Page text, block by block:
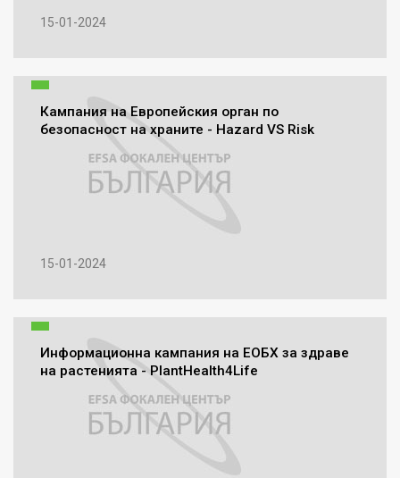
15-01-2024
Кампания на Европейския орган по
безопасност на храните - Hazard VS Risk
15-01-2024
Информационна кампания на ЕОБХ за здраве
на растенията - PlantHealth4Life